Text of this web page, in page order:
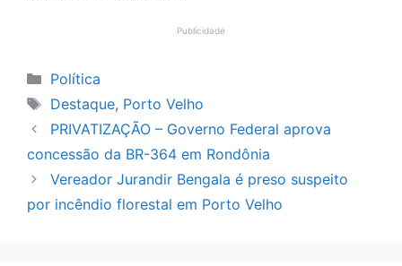
Publicidade
Categorias
Política
Tags
Destaque, Porto Velho
PRIVATIZAÇÃO – Governo Federal aprova
concessão da BR-364 em Rondônia
Vereador Jurandir Bengala é preso suspeito
por incêndio florestal em Porto Velho